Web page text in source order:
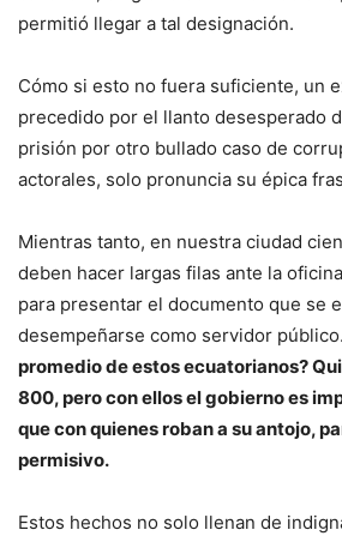
permitió llegar a tal designación.
Cómo si esto no fuera suficiente, un
precedido por el llanto desesperado
prisión por otro bullado caso de
actorales, solo pronuncia su épica
Mientras tanto, en nuestra ciudad
deben hacer largas filas ante la
para presentar el documento que se
desempeñarse como servidor público.
promedio de estos ecuatorianos?
800, pero con ellos el gobierno es
que con quienes roban a su antojo,
permisivo.
Estos hechos no solo llenan de